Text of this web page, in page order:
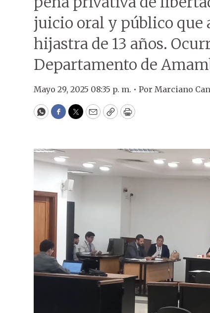
juicio oral y público que
hijastra de 13 años.
Departamento de
Mayo 29, 2025 08:35 p. m. • Por Marciano
WhatsApp
Facebook
Twitter
EmailCopyPrint